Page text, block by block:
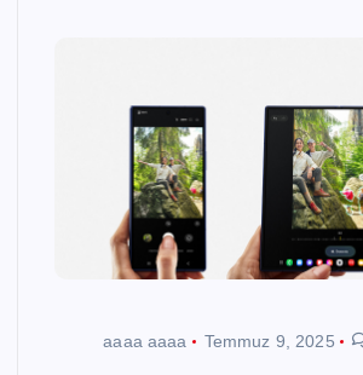
aaaa aaaa Temmuz 9, 2025